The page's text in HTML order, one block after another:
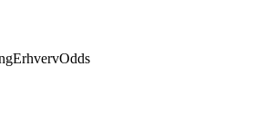
ErhvervOdds